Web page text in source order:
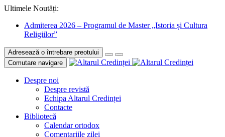
Ultimele Noutăți:
Admiterea 2026 – Programul de Master „Istoria și Cultura
Religiilor”
Adresează o întrebare preotului
Comutare navigare
Despre noi
Despre revistă
Echipa Altarul Credinței
Contacte
Bibliotecă
Calendar ortodox
Comentariile zilei